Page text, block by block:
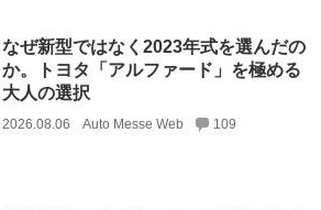
なぜ新型ではなく2023年式を選んだの
か。トヨタ「アルファード」を極める
大人の選択
2026.08.06 Auto Messe Web 109